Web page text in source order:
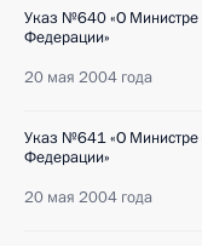
Указ №640 «О Министре
Федерации»
20 мая 2004 года
Указ №641 «О Министре
Федерации»
20 мая 2004 года